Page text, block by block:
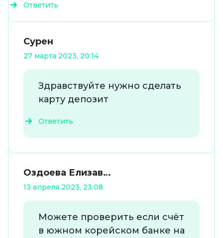
Ответить
Сурен
27 марта 2023, 20:14
Здравствуйте нужно сделать
карту депозит
Ответить
Оздоева Елизав…
13 апреля 2023, 23:08
Можете проверить если счёт
в южном корейском банке на